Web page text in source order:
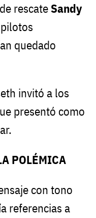
rescateSandy
quedado
invitó a los
presentó como
POLÉMICA
con tono
referencias a